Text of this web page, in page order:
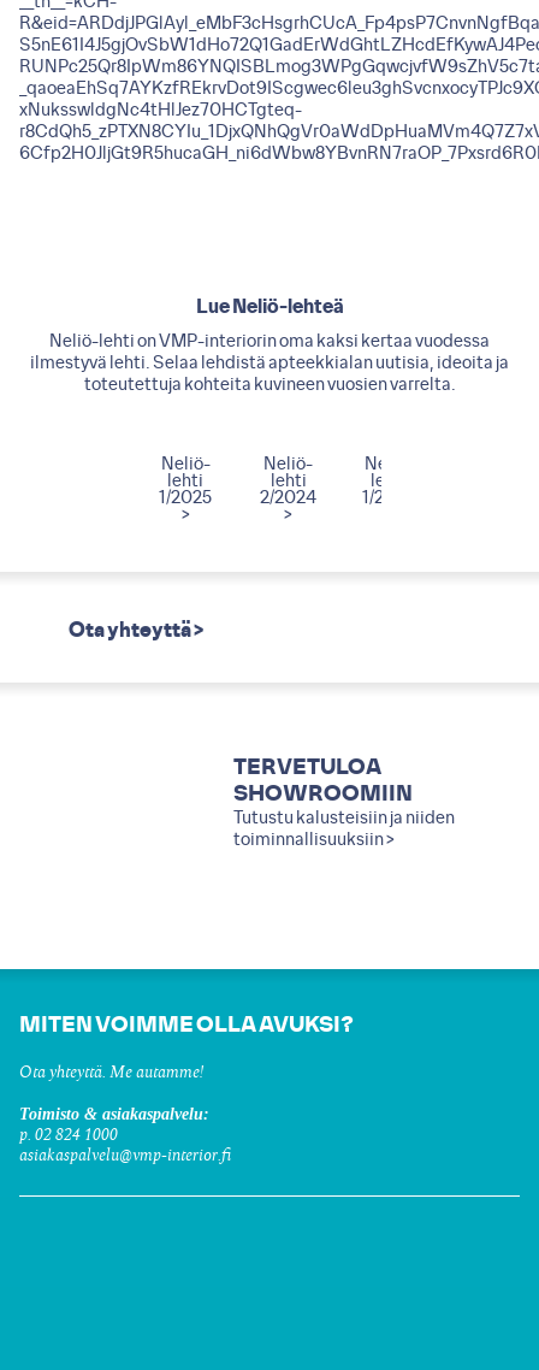
xNuksswldgNc4tHlJez70HCTgteq-
Lue Neliö-lehteä
Neliö-lehti on VMP-interiorin oma kaksi kertaa vuodessa
ilmestyvä lehti. Selaa lehdistä apteekkialan uutisia, ideoita ja
toteutettuja kohteita kuvineen vuosien varrelta.
Neliö-
lehti
1/2025
>
Neliö-
lehti
2/2024
>
Neliö-
lehti
1/2024
Ota yhteyttä >
TERVETULOA
SHOWROOMIIN
Tutustu kalusteisiin ja niiden
toiminnallisuuksiin >
MITEN VOIMME OLLA AVUKSI?
Ota yhteyttä. Me autamme!
Toimisto & asiakaspalvelu:
p. 02 824 1000
asiakaspalvelu@vmp-interior.fi